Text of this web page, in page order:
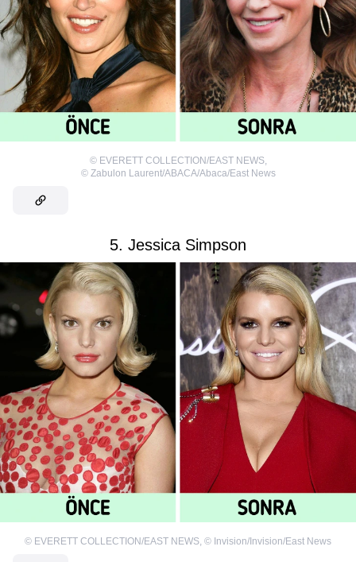
© EVERETT COLLECTION/EAST NEWS,
© Zabulon Laurent/ABACA/Abaca/East News
5. Jessica Simpson
© EVERETT COLLECTION/EAST NEWS, © Invision/Invision/East News